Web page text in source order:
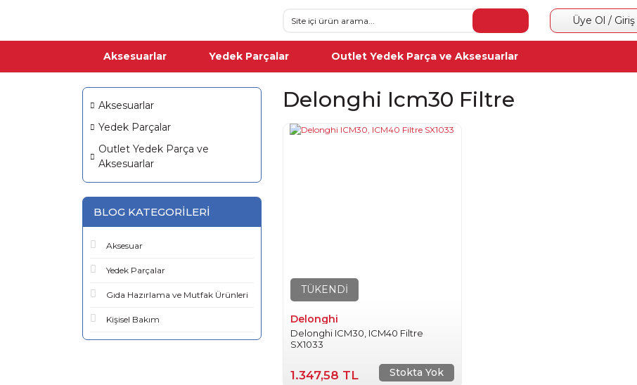
Üye Ol / Giriş
Aksesuarlar Yedek Parçalar Outlet Yedek Parça ve Aksesuarlar
Aksesuarlar
Yedek Parçalar
Outlet Yedek Parça ve
Aksesuarlar
BLOG KATEGORILERI
Aksesuar
Yedek Parçalar
Gıda Hazırlama ve Mutfak Ürünleri
Kişisel Bakım
Delonghi Icm30 Filtre
TÜKENDİ
Delonghi
Delonghi ICM30, ICM40 Filtre
SX1033
1.347,58 TL Stokta Yok